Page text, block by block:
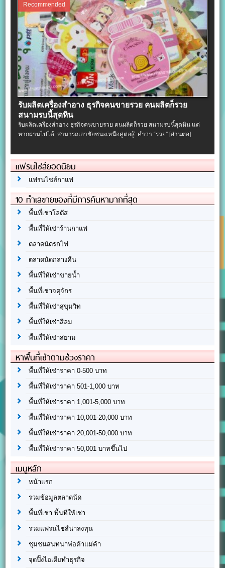
Recommended
รับผลิตเครื่องสําอาง ธุรกิจคนขายรวย คนผลิตก็รวย
สนามรบนี้สุดหิน
รับผลิตเครื่องสําอาง ธุรกิจคนขายรวย คนผลิตก็รวย สนามรบนี้สุดหิน แต่
หากผ่านไปได้ สามารถเอาชัยชนะเหนือคู่ต่อสู้ คำว่า “รวย” [อ่านต่อ]
แฟรนไชส์ยอดนิยม
แฟรนไชส์กาแฟ
10 ทำเลขายของที่มีการค้นหามากที่สุด
พื้นที่เช่าโลตัส
พื้นที่ให้เช่าร้านกาแฟ
ตลาดนัดรถไฟ
ตลาดนัดกลางคืน
พื้นที่ให้เช่าขายน้ำ
พื้นที่เช่าจตุจักร
พื้นที่ให้เช่าสุขุมวิท
พื้นที่ให้เช่าสีลม
พื้นที่ให้เช่าสยาม
หาพื้นที่เช่าตามช่วงราคา
พื้นที่ให้เช่าราคา 0-500 บาท
พื้นที่ให้เช่าราคา 501-1,000 บาท
พื้นที่ให้เช่าราคา 1,001-5,000 บาท
พื้นที่ให้เช่าราคา 10,001-20,000 บาท
พื้นที่ให้เช่าราคา 20,001-50,000 บาท
พื้นที่ให้เช่าราคา 50,001 บาทขึ้นไป
เมนูหลัก
หน้าแรก
รวมข้อมูลตลาดนัด
พื้นที่เช่า พื้นที่ให้เช่า
รวมแฟรนไชส์น่าลงทุน
ชุมชนสนทนาพ่อค้าแม่ค้า
จุดปิ๊งไอเดียทำธุรกิจ